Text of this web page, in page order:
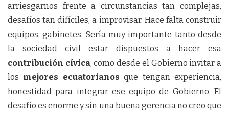
arriesgarnos frente a circunstancias tan complejas,
desafíos tan difíciles, a improvisar. Hace falta construir
equipos, gabinetes. Sería muy importante tanto desde
la sociedad civil estar dispuestos a hacer esa
contribución cívica, como desde el Gobierno invitar a
los mejores ecuatorianos que tengan experiencia,
honestidad para integrar ese equipo de Gobierno. El
desafío es enorme y sin una buena gerencia no creo que